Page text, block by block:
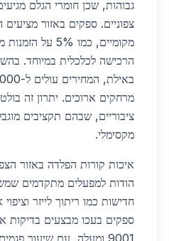
גבוהות, שכן חומרי הגלם
צפוניים. ספקים באזור מציעים
הרכישה לכלכלית במיוחד.
מרחקים ארוכים. יתרון זה
ציבוריים, שבהם תקציבים
מקסימלי.
הודות למפעלים מתקדמים
חדישות כמו ריתוך לייזר